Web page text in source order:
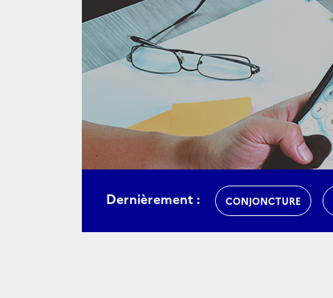
Dernièrement : CONJONCTURE